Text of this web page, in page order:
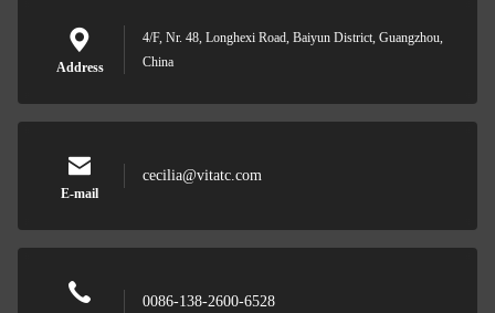
Address
4/F, Nr. 48, Longhexi Road, Baiyun District, Guangzhou,
China
E-mail
cecilia@vitatc.com
0086-138-2600-6528